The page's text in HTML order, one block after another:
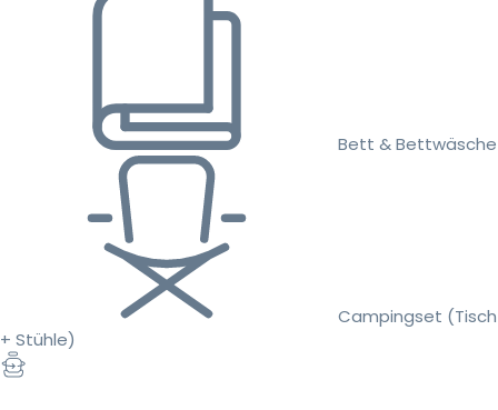
Bett & Bettwäsche
Campingset (Tisch
+ Stühle)